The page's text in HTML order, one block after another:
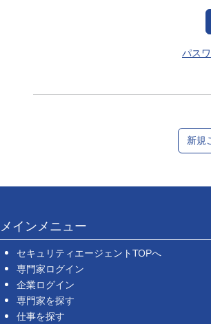
パス
新規
メインメニュー
セキュリティエージェントTOPへ
専門家ログイン
企業ログイン
専門家を探す
仕事を探す